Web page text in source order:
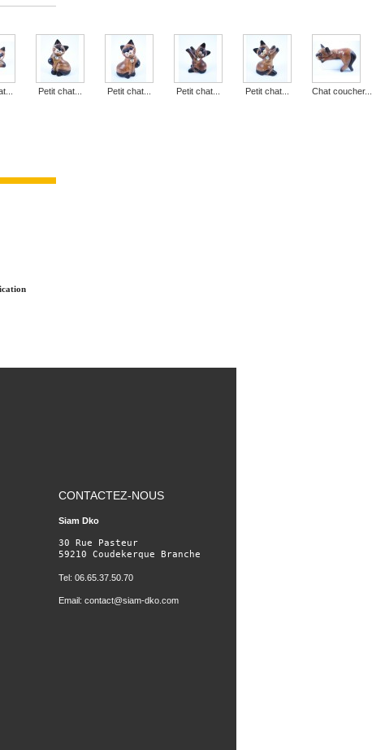
Petit chat... Petit chat... Petit chat... Petit chat... Chat coucher...
CONTACTEZ-NOUS
Siam Dko
30 Rue Pasteur
59210 Coudekerque Branche
Tel: 06.65.37.50.70
Email: contact@siam-dko.com